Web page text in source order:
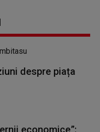
despre piața
economice”: